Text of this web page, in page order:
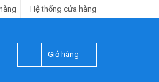
Hệ thống cửa hàng
Giỏ hàng